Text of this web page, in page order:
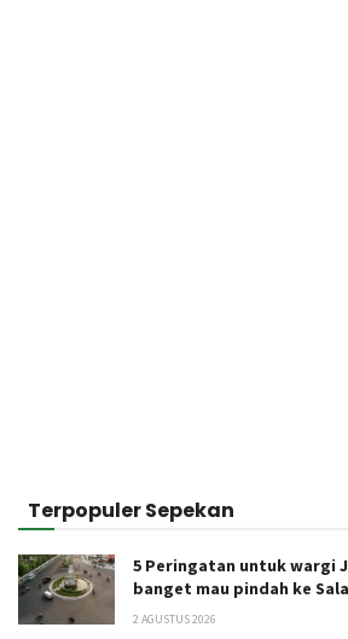
Terpopuler Sepekan
5 Peringatan untuk wargi
banget mau pindah ke
2 AGUSTUS 2026